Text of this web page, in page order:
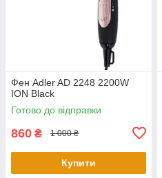
Фен Adler AD 2248 2200W
ION Black
Готово до відправки
860 ₴ 1 000 ₴
Купити